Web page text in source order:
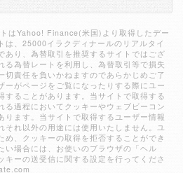
はYahoo! Finance(米国)より取得したデー
は、25000イラクディナールのリアルタイ
あり、為替取引を推奨するサイトではござ
る為替レートを利用し、為替取引等で損失
切責任を負いかねますのであらかじめご了
ーがページをご覧になったりする際にユー
することがあります。当サイトで取得する
る過程においてクッキーやウェブビーコン
ります。当サイトで取得するユーザー情報
それ以外の用途には使用いたしません。ユ
め、クッキーの取得を拒否することができ
い場合には、お使いのブラウザの「ヘル
キーの送受信に関する設定を行ってくださ